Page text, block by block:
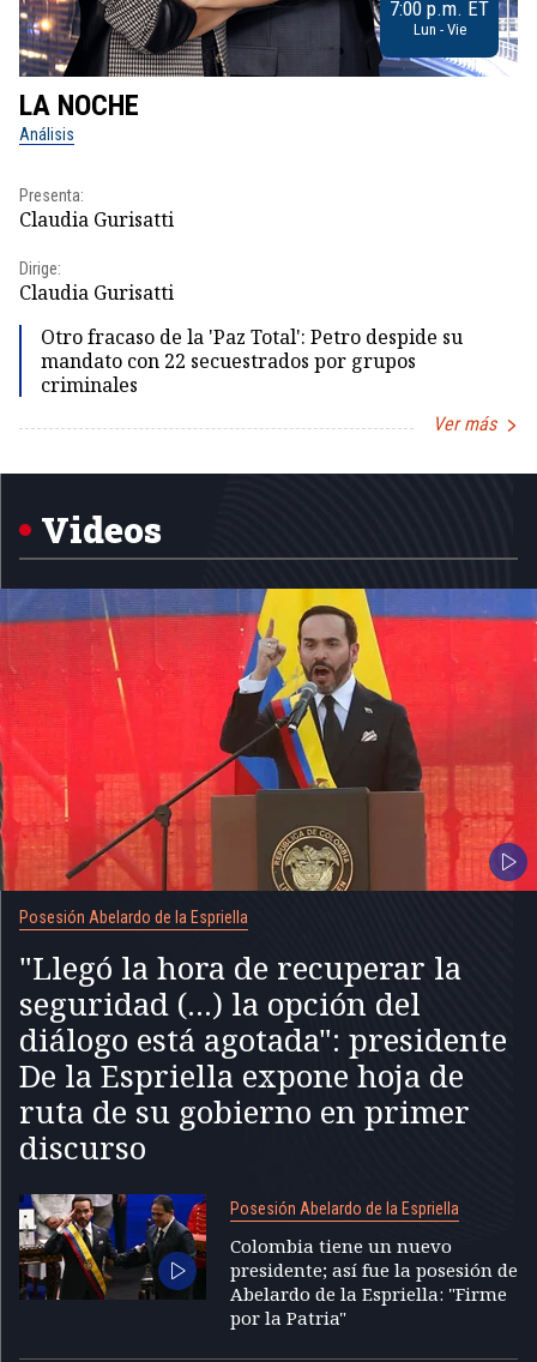
7:00 p.m. ET
Lun - Vie
LA NOCHE
Análisis
Presenta:
Claudia Gurisatti
Dirige:
Claudia Gurisatti
Otro fracaso de la 'Paz Total': Petro despide su
mandato con 22 secuestrados por grupos
criminales
Ver más
1
Videos
Posesión Abelardo de la Espriella
"Llegó la hora de recuperar la
seguridad (...) la opción del
diálogo está agotada": presidente
De la Espriella expone hoja de
ruta de su gobierno en primer
discurso
Posesión Abelardo de la Espriella
Colombia tiene un nuevo
presidente; así fue la posesión de
Abelardo de la Espriella: "Firme
por la Patria"